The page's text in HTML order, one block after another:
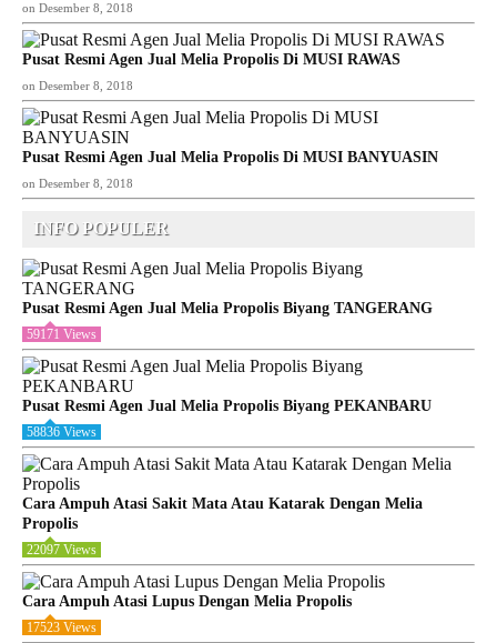
on Desember 8, 2018
Pusat Resmi Agen Jual Melia Propolis Di MUSI RAWAS
on Desember 8, 2018
Pusat Resmi Agen Jual Melia Propolis Di MUSI BANYUASIN
on Desember 8, 2018
INFO POPULER
Pusat Resmi Agen Jual Melia Propolis Biyang TANGERANG
59171 Views
Pusat Resmi Agen Jual Melia Propolis Biyang PEKANBARU
58836 Views
Cara Ampuh Atasi Sakit Mata Atau Katarak Dengan Melia
Propolis
22097 Views
Cara Ampuh Atasi Lupus Dengan Melia Propolis
17523 Views